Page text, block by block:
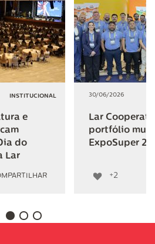
INSTITUCIONAL
e
do
Lar
30/06/2026
Lar
portfólio
ExpoSuper
+2